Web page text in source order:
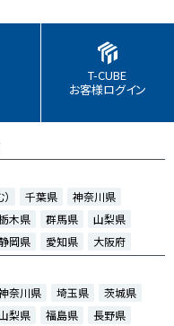
T-CUBE
お客様ログイン
千葉県
神奈川県
木県 群馬県
山梨県
岡県 愛知県
大阪府
奈川県 埼玉県
茨城県
梨県 福島県
長野県